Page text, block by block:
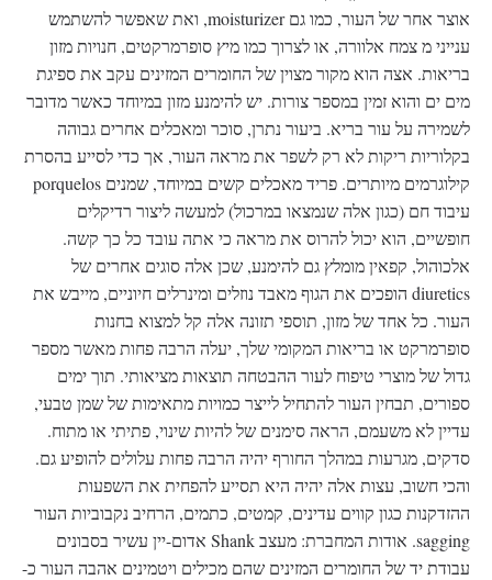
אוצר אחר של העור, כמו גם moisturizer, ואת שאפשר להשתמש
ענייני מ צמח אלוורה, או לצרוך כמו מיץ סופרמרקטים, חנויות מזון
בריאות. אצה הוא מקור מצוין של החומרים המזינים עקב את ספיגת
מים ים והוא זמין במספר צורות. יש להימנע מזון במיוחד כאשר מדובר
לשמירה על עור בריא. ביעור נתרן, סוכר ומאכלים אחרים גבוהה
בקלוריות ריקות לא רק לשפר את מראה העור, אך כדי לסייע בהסרת
קילוגרמים מיותרים. פריד מאכלים קשים במיוחד, שמנים porquelos
עיבוד חם (כגון אלה שנמצאו במרכול) למעשה ליצור רדיקלים
חופשיים, הוא יכול להרוס את מראה כי אתה עובד כל כך קשה.
אלכוהול, קפאין מומלץ גם להימנע, שכן אלה סוגים אחרים של
diuretics הופכים את הגוף מאבד נוזלים ומינרלים חיוניים, מייבש את
העור. כל אחד של מזון, תוספי תזונה אלה קל למצוא בחנות
סופרמרקט או בריאות המקומי שלך, יעלה הרבה פחות מאשר מספר
גדול של מוצרי טיפוח לעור ההבטחה תוצאות מציאותי. תוך ימים
ספורים, תבחין העור להתחיל לייצר כמויות מתאימות של שמן טבעי,
עדיין לא משעמם, הראה סימנים של להיות שינוי, פתיתי או מתוח.
סדקים, מגרעות במהלך החורף יהיה הרבה פחות עלולים להופיע גם.
והכי חשוב, עצות אלה יהיה היא תסייע להפחית את השפעות
ההזדקנות כגון קווים עדינים, קמטים, כתמים, הרחיב נקבוביות העור
sagging. אודות המחברת: מעצב Shank אדום-יין עשיר בסבונים
עבודת יד של החומרים המזינים שהם מכילים ויטמינים אהבה העור כ-